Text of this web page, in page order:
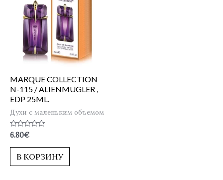
MARQUE COLLECTION
N-115 / ALIENMUGLER ,
EDP 25ML.
Духи с маленьким объемом
Оценка
0
из
6.80€
В КОРЗИНУ